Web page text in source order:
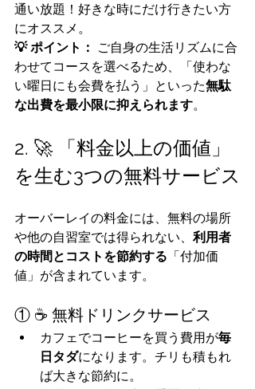
通い放題！好きな時にだけ行きたい方
にオススメ。
💡 ポイント：
ご自身の生活リズムに合
わせてコースを選べるため、「使わな
い曜日にも会費を払う」といった無駄
な出費を最小限に抑えられます。
2. 🚀 「料金以上の価値」
を生む3つの無料サービス
オーバーレイの料金には、無料の場所
や他の自習室では得られない、 利用者
の時間とコストを節約する 「付加価
値」が含まれています。
① ☕ 無料ドリンクサービス
カフェでコーヒーを買う費用が毎
日タダになります。チリも積もれ
ば大きな節約に。